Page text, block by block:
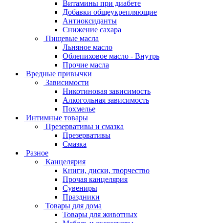
Витамины при диабете
Добавки общеукрепляющие
Антиоксиданты
Снижение сахара
Пищевые масла
Льняное масло
Облепиховое масло - Внутрь
Прочие масла
Вредные привычки
Зависимости
Никотиновая зависимость
Алкогольная зависимость
Похмелье
Интимные товары
Презервативы и смазка
Презервативы
Смазка
Разное
Канцелярия
Книги, диски, творчество
Прочая канцелярия
Сувениры
Праздники
Товары для дома
Товары для животных